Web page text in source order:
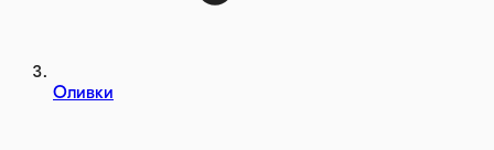
Оливки